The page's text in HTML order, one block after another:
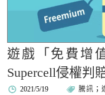
遊戲「免費增
Supercell侵權判
2021/5/19 騰訊 ；